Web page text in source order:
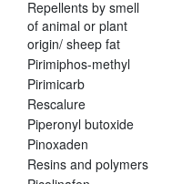
Repellents by smell
of animal or plant
origin/ sheep fat
Pirimiphos-methyl
Pirimicarb
Rescalure
Piperonyl butoxide
Pinoxaden
Resins and polymers